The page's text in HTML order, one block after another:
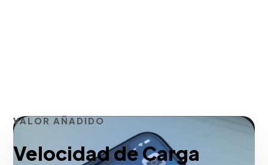
VALOR AÑADIDO
Velocidad de Carga